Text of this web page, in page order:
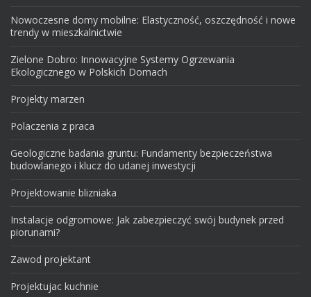
Nowoczesne domy mobilne: Elastyczność, oszczędność i nowe
trendy w mieszkalnictwie
Zielone Dobro: Innowacyjne Systemy Ogrzewania
Ekologicznego w Polskich Domach
Projekty marzen
Polaczenia z praca
Geologiczne badania gruntu: Fundamenty bezpieczeństwa
budowlanego i klucz do udanej inwestycji
Projektowanie blizniaka
Instalacje odgromowe: Jak zabezpieczyć swój budynek przed
piorunami?
Zawod projektant
Projektujac kuchnie